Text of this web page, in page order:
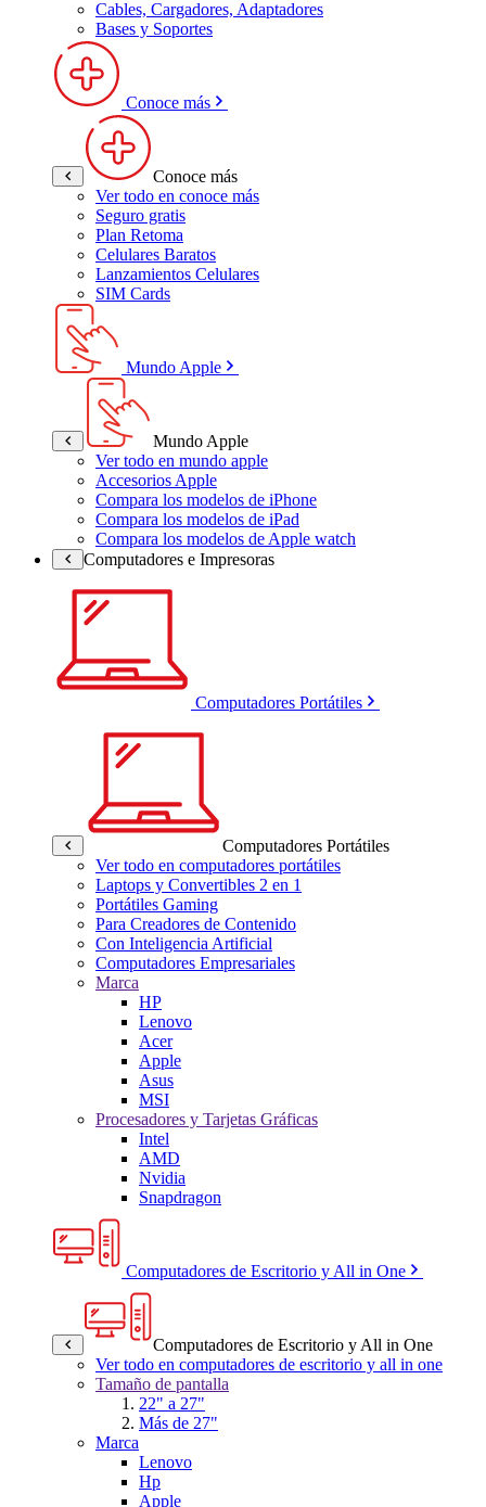
Cables, Cargadores, Adaptadores
Bases y Soportes
Conoce más
Conoce más
Ver todo en conoce más
Seguro gratis
Plan Retoma
Celulares Baratos
Lanzamientos Celulares
SIM Cards
Mundo Apple
Mundo Apple
Ver todo en mundo apple
Accesorios Apple
Compara los modelos de iPhone
Compara los modelos de iPad
Compara los modelos de Apple watch
Computadores e Impresoras
Computadores Portátiles
Computadores Portátiles
Ver todo en computadores portátiles
Laptops y Convertibles 2 en 1
Portátiles Gaming
Para Creadores de Contenido
Con Inteligencia Artificial
Computadores Empresariales
Marca
HP
Lenovo
Acer
Apple
Asus
MSI
Procesadores y Tarjetas Gráficas
Intel
AMD
Nvidia
Snapdragon
Computadores de Escritorio y All in One
Computadores de Escritorio y All in One
Ver todo en computadores de escritorio y all in one
Tamaño de pantalla
22" a 27"
Más de 27"
Marca
Lenovo
Hp
Apple